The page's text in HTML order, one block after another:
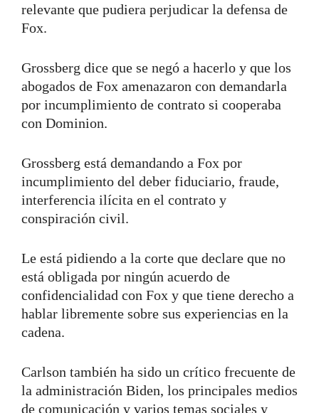
relevante que pudiera perjudicar la defensa de
Fox.
Grossberg dice que se negó a hacerlo y que los
abogados de Fox amenazaron con demandarla
por incumplimiento de contrato si cooperaba
con Dominion.
Grossberg está demandando a Fox por
incumplimiento del deber fiduciario, fraude,
interferencia ilícita en el contrato y
conspiración civil.
Le está pidiendo a la corte que declare que no
está obligada por ningún acuerdo de
confidencialidad con Fox y que tiene derecho a
hablar libremente sobre sus experiencias en la
cadena.
Carlson también ha sido un crítico frecuente de
la administración Biden, los principales medios
de comunicación y varios temas sociales y